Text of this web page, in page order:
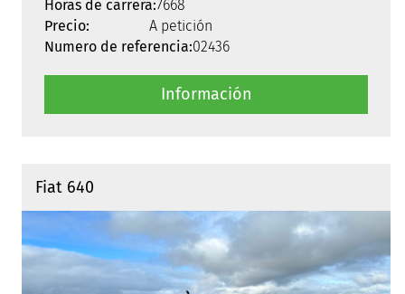
Horas de carrera:7668
Precio:
A petición
Numero de referencia:02436
Información
Fiat 640